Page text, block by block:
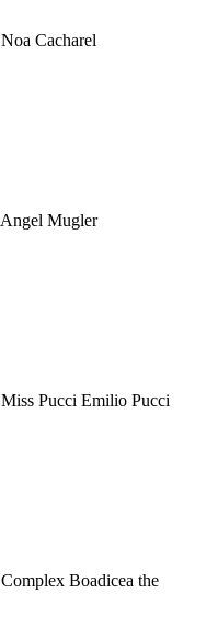
Noa Cacharel
Angel Mugler
Miss Pucci Emilio Pucci
Complex Boadicea the